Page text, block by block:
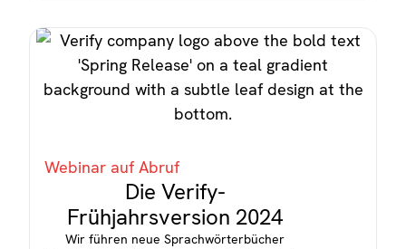
Webinar auf Abruf
Die Verify-
Frühjahrsversion 2024
Wir führen neue Sprachwörterbücher